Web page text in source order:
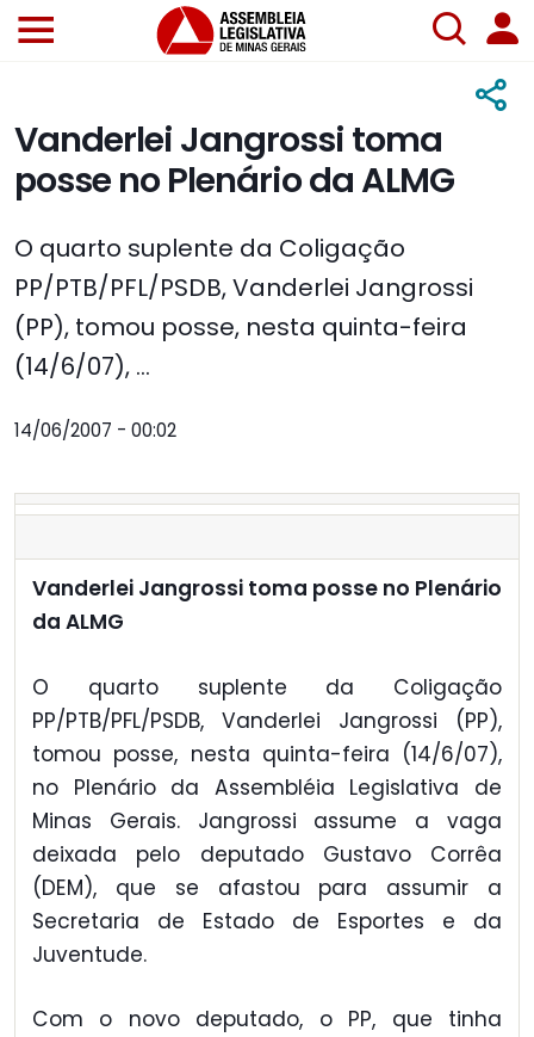
Vanderlei Jangrossi toma
posse no Plenário da ALMG
O quarto suplente da Coligação
PP/PTB/PFL/PSDB, Vanderlei Jangrossi
(PP), tomou posse, nesta quinta-feira
(14/6/07), ...
14/06/2007 - 00:02
Vanderlei Jangrossi toma posse no Plenário
da ALMG
O quarto suplente da Coligação
PP/PTB/PFL/PSDB, Vanderlei Jangrossi (PP),
tomou posse, nesta quinta-feira (14/6/07),
no Plenário da Assembléia Legislativa de
Minas Gerais. Jangrossi assume a vaga
deixada pelo deputado Gustavo Corrêa
(DEM), que se afastou para assumir a
Secretaria de Estado de Esportes e da
Juventude.
Com o novo deputado, o PP, que tinha